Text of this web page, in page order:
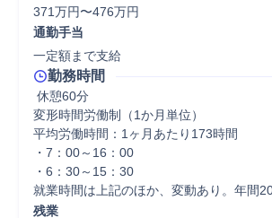
371万円〜476万円
通勤手当
一定額まで支給
勤務時間
休憩60分
変形時間労働制（1か月単位）
平均労働時間：1ヶ月あたり173時間
・7：00～16：00
・6：30～15：30
就業時間は上記のほか、変動あり。年間
残業